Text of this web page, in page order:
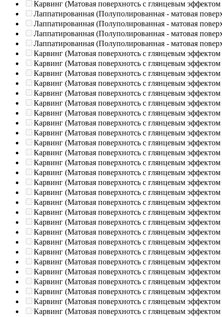
Карвинг (Матовая поверхнотсь с глянцевым эффектом
Лаппатированная (Полуполированная - матовая
Лаппатированная (Полуполированная - матовая
Лаппатированная (Полуполированная - матовая
Лаппатированная (Полуполированная - матовая
Карвинг (Матовая поверхнотсь с глянцевым эффектом
Карвинг (Матовая поверхнотсь с глянцевым эффектом
Карвинг (Матовая поверхнотсь с глянцевым эффектом
Карвинг (Матовая поверхнотсь с глянцевым эффектом
Карвинг (Матовая поверхнотсь с глянцевым эффектом
Карвинг (Матовая поверхнотсь с глянцевым эффектом
Карвинг (Матовая поверхнотсь с глянцевым эффектом
Карвинг (Матовая поверхнотсь с глянцевым эффектом
Карвинг (Матовая поверхнотсь с глянцевым эффектом
Карвинг (Матовая поверхнотсь с глянцевым эффектом
Карвинг (Матовая поверхнотсь с глянцевым эффектом
Карвинг (Матовая поверхнотсь с глянцевым эффектом
Карвинг (Матовая поверхнотсь с глянцевым эффектом
Карвинг (Матовая поверхнотсь с глянцевым эффектом
Карвинг (Матовая поверхнотсь с глянцевым эффектом
Карвинг (Матовая поверхнотсь с глянцевым эффектом
Карвинг (Матовая поверхнотсь с глянцевым эффектом
Карвинг (Матовая поверхнотсь с глянцевым эффектом
Карвинг (Матовая поверхнотсь с глянцевым эффектом
Карвинг (Матовая поверхнотсь с глянцевым эффектом
Карвинг (Матовая поверхнотсь с глянцевым эффектом
Карвинг (Матовая поверхнотсь с глянцевым эффектом
Карвинг (Матовая поверхнотсь с глянцевым эффектом
Карвинг (Матовая поверхнотсь с глянцевым эффектом
Карвинг (Матовая поверхнотсь с глянцевым эффектом
Карвинг (Матовая поверхнотсь с глянцевым эффектом
Карвинг (Матовая поверхнотсь с глянцевым эффектом